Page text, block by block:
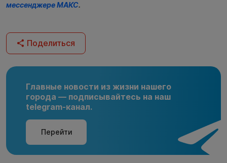
мессенджере МАКС.
Поделиться
Главные новости из жизни нашего
города — подписывайтесь на наш
telegram-канал.
Перейти